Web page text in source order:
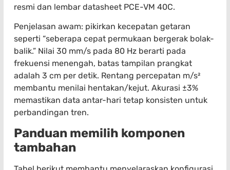
resmi dan lembar datasheet PCE-VM 40C.
Penjelasan awam: pikirkan kecepatan getaran
seperti “seberapa cepat permukaan bergerak bolak-
balik.” Nilai 30 mm/s pada 80 Hz berarti pada
frekuensi menengah, batas tampilan prangkat
adalah 3 cm per detik. Rentang percepatan m/s²
membantu menilai hentakan/kejut. Akurasi ±3%
memastikan data antar-hari tetap konsisten untuk
perbandingan tren.
Panduan memilih komponen
tambahan